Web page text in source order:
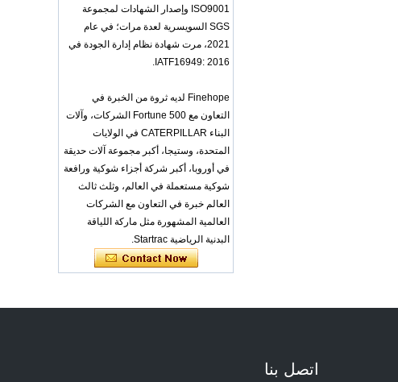
OEM ODM
polyurethane material
unique helmets design
PU Foam Head Guard
- COPY - gdfoa2
Premium Baby
Changing Basket
Thick & Waterproof
Bamboo Pad Vegan
Leather Baby
Changing Mat Baby
Changing Pad - COPY
- b1s6qg
Custom Black Forged
Carbon Fiber Steering
Wheel Racing Sport
Steering Wheel
350mm 14inch Flat
Bottom Steering
ISO9001 وإصدار الشهادات لمجموعة
SGS السويسرية لعدة مرات؛ في عام
2021، مرت شهادة نظام إدارة الجودة في
IATF16949: 2016.
Finehope لديه ثروة من الخبرة في
التعاون مع Fortune 500 الشركات، وآلات
البناء CATERPILLAR في الولايات
المتحدة، وستيجا، أكبر مجموعة آلات حديقة
في أوروبا، أكبر شركة أجزاء شوكية ورافعة
شوكية مستعملة في العالم، وثلث ثالث
العالم خبرة في التعاون مع الشركات
العالمية المشهورة مثل ماركة اللياقة
البدنية الرياضية Startrac.
اتصل بنا